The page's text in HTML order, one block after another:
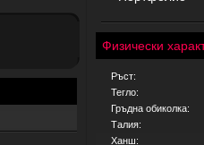
Физически
Ръст:
Тегло:
Гръдна обиколка:
Талия:
Ханш: